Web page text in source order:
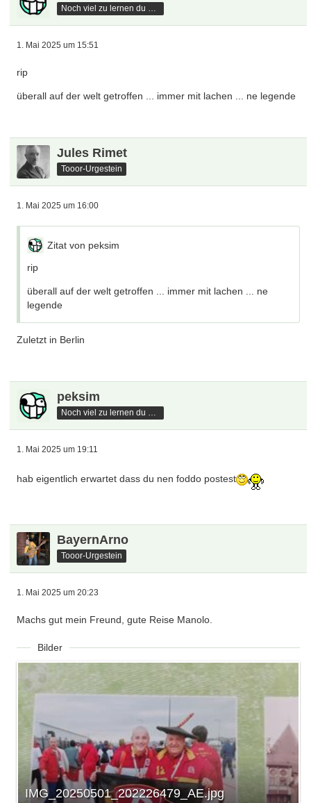
1. Mai 2025 um 15:51
rip
überall auf der welt getroffen ... immer mit lachen ... ne legende
Jules Rimet
Tooor-Urgestein
1. Mai 2025 um 16:00
Zitat von peksim
rip
überall auf der welt getroffen ... immer mit lachen ... ne
legende
Zuletzt in Berlin
peksim
1. Mai 2025 um 19:11
hab eigentlich erwartet dass du nen foddo postest
BayernArno
Tooor-Urgestein
1. Mai 2025 um 20:23
Machs gut mein Freund, gute Reise Manolo.
Bilder
IMG_20250501_202226479_AE.jpg